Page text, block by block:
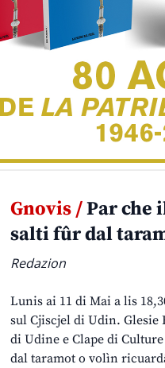
Gnovis /Par che
salti fûr dal
Redazion
Lunis ai 11 di Mai a lis
sul Cjiscjel di Udin.
di Udine e Clape di
dal taramot o volìn